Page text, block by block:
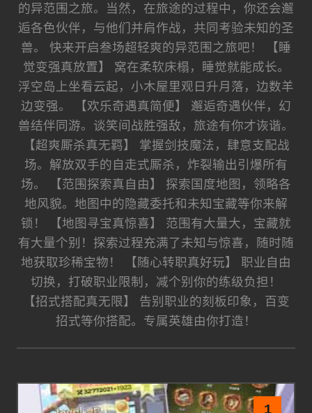
的异范围之旅。当然，在旅途的过程中，你还会邂
逅各色伙伴，与他们并肩作战，共同考验未知的圣
兽。 快来开启叁场超轻爽的异范围之旅吧！ 【睡
觉变强真放置】 窝在柔软床榻，睡觉就能成长。
浮空岛上坐看云起，小木屋里观日升月落，边数羊
边变强。 【欢乐奇遇真简便】 邂逅奇遇伙伴，幻
兽结伴同游。谈笑间战胜强敌，旅途有你才诙谐。
【超爽厮杀真无羁】 掌握剑技魔法，肆意支配战
场。解放双手的自走式厮杀，炸裂输出引爆所有
场。 【范围探索真自由】 探索国度地图，领略各
地风貌。地图中的隐藏委托和未知宝藏等你来解
锁！ 【地图寻宝真惊喜】 范围有大量大，宝藏就
有大量个别！探索过程充满了未知与惊喜，随时随
地获取珍稀宝物！ 【随心转职真好玩】 职业自由
切换，打破职业限制，减个别你的练级负担！
【招式搭配真无限】 告别职业的刻板印象，百变
招式等你搭配。专属英雄由你打造！